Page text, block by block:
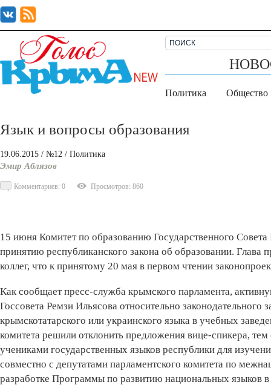
Политика Общество
Язык и вопросы образования
19.06.2015 / №12 / Политика
Эмир Аблязов
Комментариев: 0 Просмотров: 860
15 июня Комитет по образованию Государственного
принятию республиканского закона об образовании.
коллег, что к принятому 20 мая в первом чтении
Как сообщает пресс-служба крымского парламента,
Госсовета Ремзи Ильясова относительно законодательного
крымскотатарского или украинского языка в учебных
комитета решили отклонить предложения вице-спикера,
учениками государственных языков республики для
совместно с депутатами парламентского комитета по
разработке Программы по развитию национальных языков